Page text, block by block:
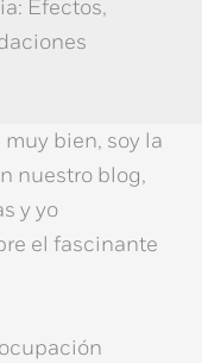
Efectos,
muy bien, soy la
nuestro blog,
y yo
el fascinante